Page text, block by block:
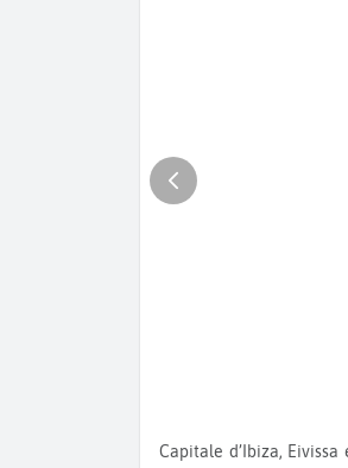
Capitale d’Ibiza, Eivissa est une ville historique qui détonne avec la modernité de l’île festive. Baladez-vous